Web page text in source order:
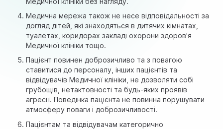
Медична мережа також не несе відповідальності за
догляд дітей, які знаходяться в дитячих кімнатах,
туалетах, коридорах закладі охорони здоров'я
Медичної клініки тощо.
Пацієнт повинен доброзичливо та з повагою
ставитися до персоналу, інших пацієнтів та
відвідувачів Медичної клініки, не дозволяти собі
грубощів, нетактовності та будь-яких проявів
агресії. Поведінка пацієнта не повинна порушувати
атмосферу поваги і доброзичливості.
Пацієнтам та відвідувачам категорично